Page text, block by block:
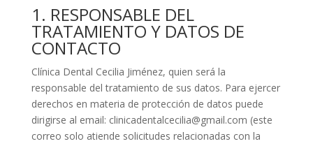
1. RESPONSABLE DEL
TRATAMIENTO Y DATOS DE
CONTACTO
Clínica Dental Cecilia Jiménez, quien será la
responsable del tratamiento de sus datos. Para ejercer
derechos en materia de protección de datos puede
dirigirse al email: clinicadentalcecilia@gmail.com (este
correo solo atiende solicitudes relacionadas con la